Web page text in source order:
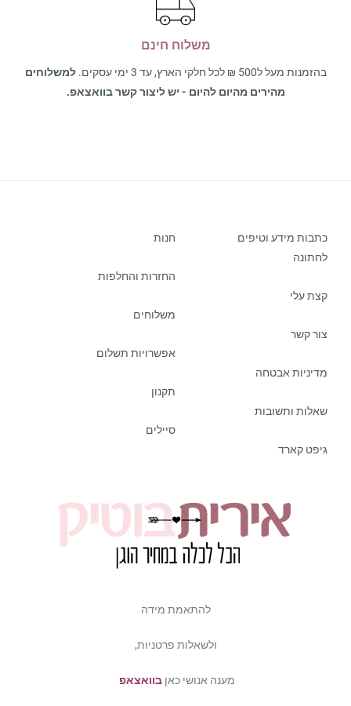
משלוח חינם
בהזמנות מעל ל500 ₪ לכל חלקי הארץ, עד 3 ימי עסקים.
למשלוחים
מהירים מהיום להיום - יש ליצור קשר בוואצאפ.
כתבות מידע וטיפים
לחתונה
קצת עלי
צור קשר
מדיניות אבטחה
שאלות ותשובות
גיפט קארד
חנות
החזרות והחלפות
משלוחים
אפשרויות תשלום
תקנון
סיילים
להתאמת מידה
ולשאלות פרטניות,
מענה אנושי כאןבוואצאפ